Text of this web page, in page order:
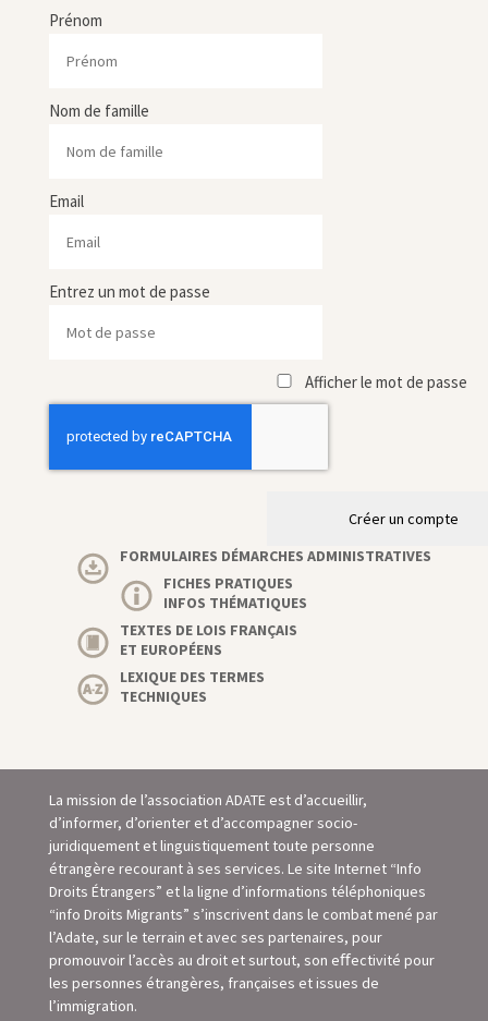
Prénom
Nom de famille
Email
Entrez un mot de passe
Afficher le mot de passe
Créer un compte
FORMULAIRES DÉMARCHES ADMINISTRATIVES
FICHES PRATIQUES
INFOS THÉMATIQUES
TEXTES DE LOIS FRANÇAIS
ET EUROPÉENS
LEXIQUE DES TERMES
TECHNIQUES
La mission de l’association ADATE est d’accueillir,
d’informer, d’orienter et d’accompagner socio-
juridiquement et linguistiquement toute personne
étrangère recourant à ses services. Le site Internet “Info
Droits Étrangers” et la ligne d’informations téléphoniques
“info Droits Migrants” s’inscrivent dans le combat mené par
l’Adate, sur le terrain et avec ses partenaires, pour
promouvoir l’accès au droit et surtout, son eﬀectivité pour
les personnes étrangères, françaises et issues de
l’immigration.